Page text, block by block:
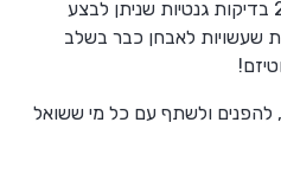
בהריון הנה חיובית. ישנן לפחות 2 בדיקות גנטיות שניתן לבצע
שעשויות לאבחן כבר בשלב
ולשתף עם כל מי ששואל